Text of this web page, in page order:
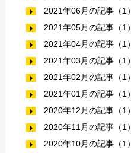
2021年06月の記事（1）
2021年05月の記事（1）
2021年04月の記事（1）
2021年03月の記事（1）
2021年02月の記事（1）
2021年01月の記事（1）
2020年12月の記事（1）
2020年11月の記事（1）
2020年10月の記事（1）